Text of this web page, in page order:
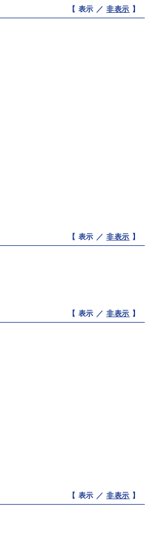
【 表示 ／ 非表示 】
【 表示 ／ 非表示 】
【 表示 ／ 非表示 】
【 表示 ／ 非表示 】